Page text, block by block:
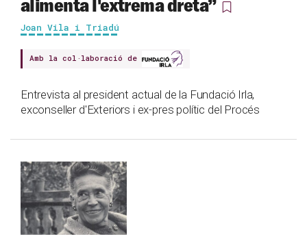
alimenta l'extrema dreta”
Joan Vila i Triadú
Amb la col·laboració de
Entrevista al president actual de la Fundació Irla,
exconseller d'Exteriors i ex-pres polític del Procés